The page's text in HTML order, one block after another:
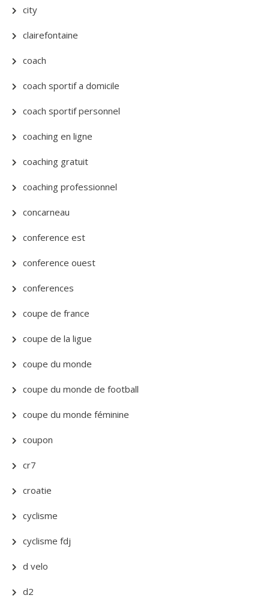
city
clairefontaine
coach
coach sportif a domicile
coach sportif personnel
coaching en ligne
coaching gratuit
coaching professionnel
concarneau
conference est
conference ouest
conferences
coupe de france
coupe de la ligue
coupe du monde
coupe du monde de football
coupe du monde féminine
coupon
cr7
croatie
cyclisme
cyclisme fdj
d velo
d2